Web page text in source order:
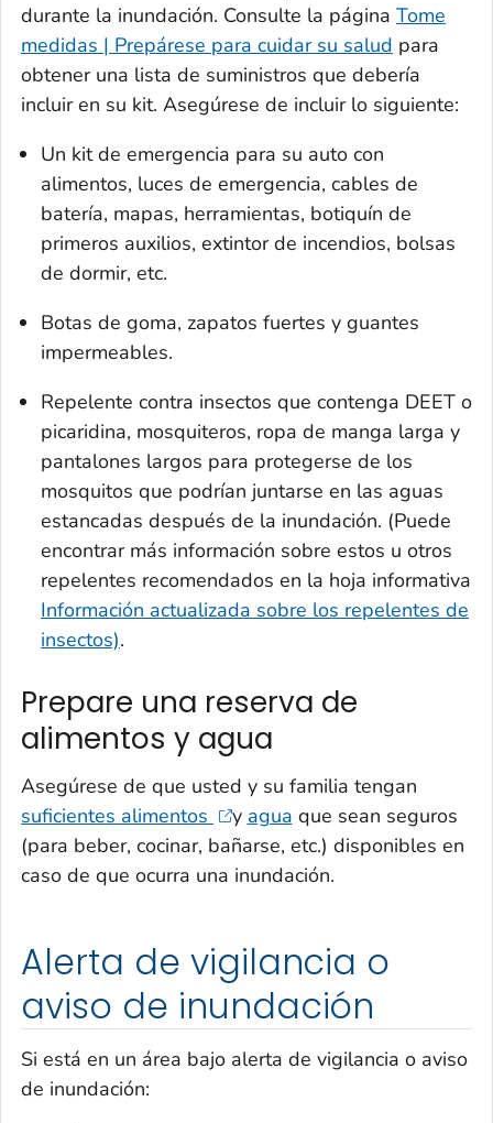
durante la inundación. Consulte la página Tome
medidas | Prepárese para cuidar su salud para
obtener una lista de suministros que debería
incluir en su kit. Asegúrese de incluir lo siguiente:
Un kit de emergencia para su auto con
alimentos, luces de emergencia, cables de
batería, mapas, herramientas, botiquín de
primeros auxilios, extintor de incendios, bolsas
de dormir, etc.
Botas de goma, zapatos fuertes y guantes
impermeables.
Repelente contra insectos que contenga DEET o
picaridina, mosquiteros, ropa de manga larga y
pantalones largos para protegerse de los
mosquitos que podrían juntarse en las aguas
estancadas después de la inundación. (Puede
encontrar más información sobre estos u otros
repelentes recomendados en la hoja informativa
Información actualizada sobre los repelentes de
insectos).
Prepare una reserva de
alimentos y agua
Asegúrese de que usted y su familia tengan
suficientes alimentos
y agua que sean seguros
(para beber, cocinar, bañarse, etc.) disponibles en
caso de que ocurra una inundación.
Alerta de vigilancia o
aviso de inundación
Si está en un área bajo alerta de vigilancia o aviso
de inundación: